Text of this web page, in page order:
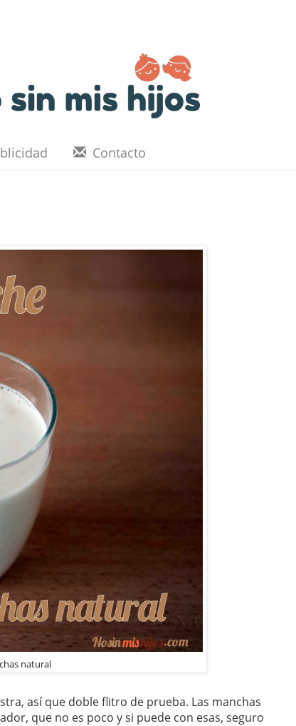
Contacto
natural
así que doble flitro de prueba. Las manchas
que no es poco y si puede con esas, seguro